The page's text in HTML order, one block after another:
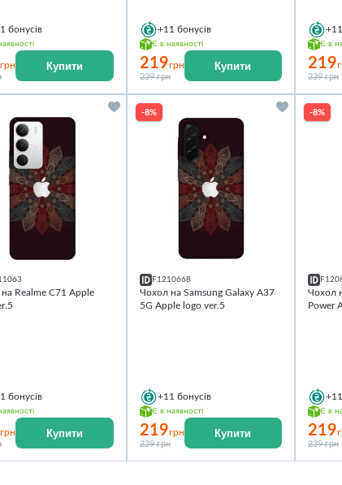
бонусів
грн Купити
+11 бонусів
Є в наявності
219грн
239 грн
Купити
+11
Є в
219
239 грн
Realme C71 Apple
бонусів
грн Купити
-8%
F1210668
Чохол на Samsung Galaxy A37
5G Apple logo ver.5
+11 бонусів
Є в наявності
219грн
239 грн
Купити
-8%
Чохол
Power
+11
Є в
219
239 грн